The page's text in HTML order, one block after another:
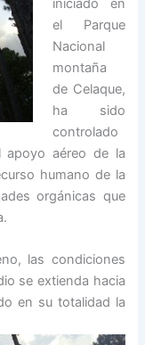
iniciado en
el Parque
Nacional
montaña
de Celaque,
ha sido
controlado
aéreo de la
humano de la
orgánicas que
las condiciones
se extienda hacia
en su totalidad la